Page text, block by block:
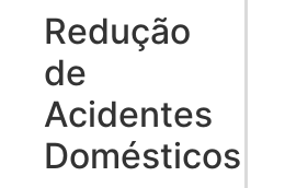
Redução
de
Acidentes
Domésticos